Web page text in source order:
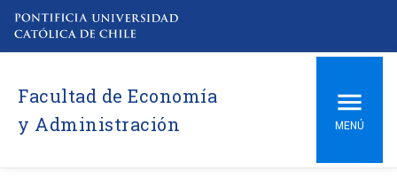
Facultad de Economía
y Administración
MENÚ